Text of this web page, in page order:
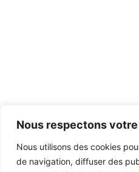
Nous respectons
Nous utilisons des cookies
de navigation, diffuser des